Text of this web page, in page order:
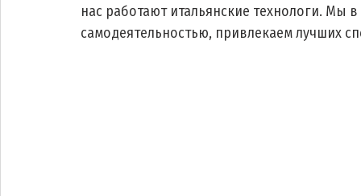
нас работают итальянские технологи. Мы
самодеятельностью, привлекаем лучших